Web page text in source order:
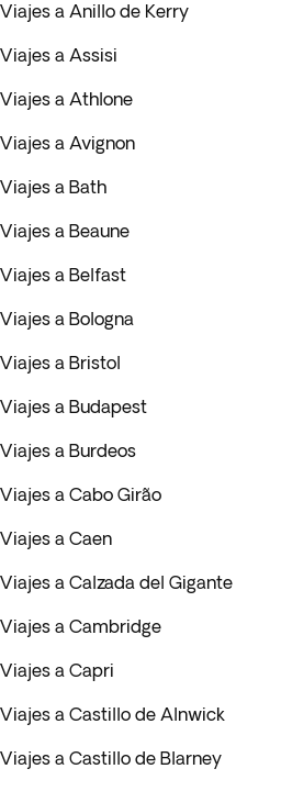
Viajes a Anillo de Kerry
Viajes a Assisi
Viajes a Athlone
Viajes a Avignon
Viajes a Bath
Viajes a Beaune
Viajes a Belfast
Viajes a Bologna
Viajes a Bristol
Viajes a Budapest
Viajes a Burdeos
Viajes a Cabo Girão
Viajes a Caen
Viajes a Calzada del Gigante
Viajes a Cambridge
Viajes a Capri
Viajes a Castillo de Alnwick
Viajes a Castillo de Blarney